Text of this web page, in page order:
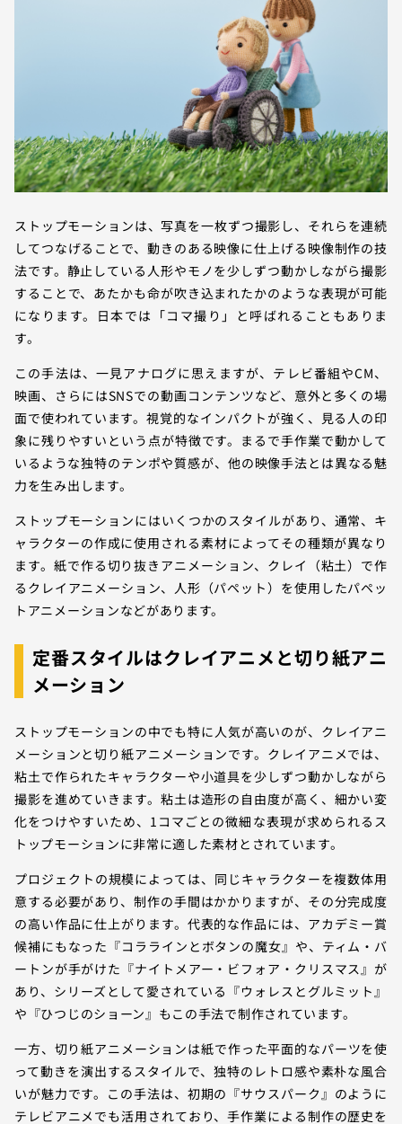
ストップモーションは、写真を一枚ずつ撮影し、それらを連続
してつなげることで、動きのある映像に仕上げる映像制作の技
法です。静止している人形やモノを少しずつ動かしながら撮影
することで、あたかも命が吹き込まれたかのような表現が可能
になります。日本では「コマ撮り」と呼ばれることもありま
す。
この手法は、一見アナログに思えますが、テレビ番組やCM、
映画、さらにはSNSでの動画コンテンツなど、意外と多くの場
面で使われています。視覚的なインパクトが強く、見る人の印
象に残りやすいという点が特徴です。まるで手作業で動かして
いるような独特のテンポや質感が、他の映像手法とは異なる魅
力を生み出します。
ストップモーションにはいくつかのスタイルがあり、通常、キ
ャラクターの作成に使用される素材によってその種類が異なり
ます。紙で作る切り抜きアニメーション、クレイ（粘土）で作
るクレイアニメーション、人形（パペット）を使用したパペッ
トアニメーションなどがあります。
定番スタイルはクレイアニメと切り紙アニ
メーション
ストップモーションの中でも特に人気が高いのが、クレイアニ
メーションと切り紙アニメーションです。クレイアニメでは、
粘土で作られたキャラクターや小道具を少しずつ動かしながら
撮影を進めていきます。粘土は造形の自由度が高く、細かい変
化をつけやすいため、1コマごとの微細な表現が求められるス
トップモーションに非常に適した素材とされています。
プロジェクトの規模によっては、同じキャラクターを複数体用
意する必要があり、制作の手間はかかりますが、その分完成度
の高い作品に仕上がります。代表的な作品には、アカデミー賞
候補にもなった『コララインとボタンの魔女』や、ティム・バ
ートンが手がけた『ナイトメアー・ビフォア・クリスマス』が
あり、シリーズとして愛されている『ウォレスとグルミット』
や『ひつじのショーン』もこの手法で制作されています。
一方、切り紙アニメーションは紙で作った平面的なパーツを使
って動きを演出するスタイルで、独特のレトロ感や素朴な風合
いが魅力です。この手法は、初期の『サウスパーク』のように
テレビアニメでも活用されており、手作業による制作の歴史を